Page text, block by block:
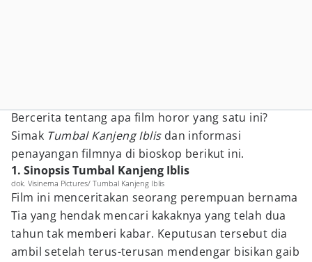
Bercerita tentang apa film horor yang satu ini?
Simak Tumbal Kanjeng Iblis dan informasi
penayangan filmnya di bioskop berikut ini.
1. Sinopsis Tumbal Kanjeng Iblis
dok. Visinema Pictures/ Tumbal Kanjeng Iblis
Film ini menceritakan seorang perempuan bernama
Tia yang hendak mencari kakaknya yang telah dua
tahun tak memberi kabar. Keputusan tersebut dia
ambil setelah terus-terusan mendengar bisikan gaib